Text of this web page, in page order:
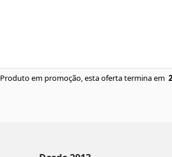
Produto em promoção, esta oferta termina em